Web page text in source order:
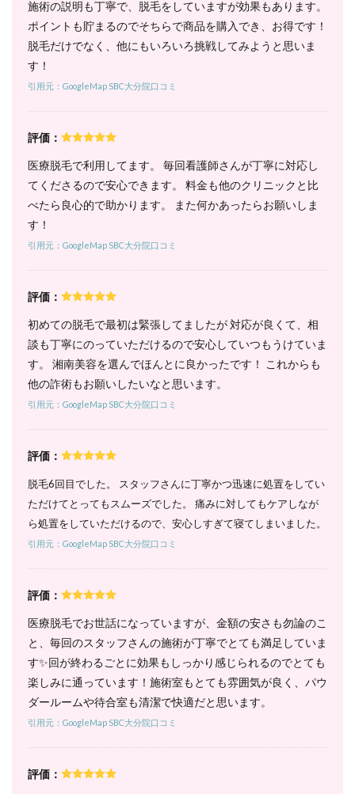
脱毛
は5
ース
の1
回あ
たり
が破
お
1. パー
フェク
ト全身
（顔・
5回コ
ースは
1回あ
17,500
円と超
破格！
6.2
身＋
ース
も一
緒に
脱毛
した
い人
施術
でき
る
6.3
3. 全
VIOコ
ース
｜顔
も一
緒に
した
施術の説明も丁寧で、脱毛をしていますが効果もあります。
ポイントも貯まるのでそちらで商品を購入でき、お得です！
脱毛だけでなく、他にもいろいろ挑戦してみようと思いま
す！
引用元：GoogleMap SBC大分院口コミ
評価：
医療脱毛で利用してます。 毎回看護師さんが丁寧に対応し
てくださるので安心できます。 料金も他のクリニックと比
べたら良心的で助かります。 また何かあったらお願いしま
す！
引用元：GoogleMap SBC大分院口コミ
評価：
初めての脱毛で最初は緊張してましたが 対応が良くて、相
談も丁寧にのっていただけるので安心していつもうけていま
す。 湘南美容を選んでほんとに良かったです！ これからも
他の詐術もお願いしたいなと思います。
引用元：GoogleMap SBC大分院口コミ
評価：
脱毛6回目でした。 スタッフさんに丁寧かつ迅速に処置をしてい
ただけてとってもスムーズでした。 痛みに対してもケアしなが
ら処置をしていただけるので、安心しすぎて寝てしまいました。
引用元：GoogleMap SBC大分院口コミ
評価：
医療脱毛でお世話になっていますが、金額の安さも勿論のこ
と、毎回のスタッフさんの施術が丁寧でとても満足していま
す✨回が終わるごとに効果もしっかり感じられるのでとても
楽しみに通っています！施術室もとても雰囲気が良く、パウ
ダールームや待合室も清潔で快適だと思います。
引用元：GoogleMap SBC大分院口コミ
評価：